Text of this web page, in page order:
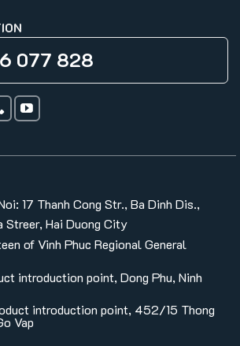
077 828
17 Thanh Cong Str., Ba Dinh Dis.,
Streer, Hai Duong City
of Vinh Phuc Regional General
introduction point, Dong Phu, Ninh
introduction point, 452/15 Thong
Vap